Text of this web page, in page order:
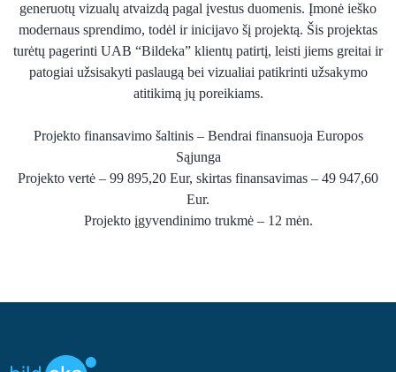
generuotų vizualų atvaizdą pagal įvestus duomenis. Įmonė ieško
modernaus sprendimo, todėl ir inicijavo šį projektą. Šis projektas
turėtų pagerinti UAB “Bildeka” klientų patirtį, leisti jiems greitai ir
patogiai užsisakyti paslaugą bei vizualiai patikrinti užsakymo
atitikimą jų poreikiams.
Projekto finansavimo šaltinis – Bendrai finansuoja Europos
Sąjunga
Projekto vertė – 99 895,20 Eur, skirtas finansavimas – 49 947,60
Eur.
Projekto įgyvendinimo trukmė – 12 mėn.